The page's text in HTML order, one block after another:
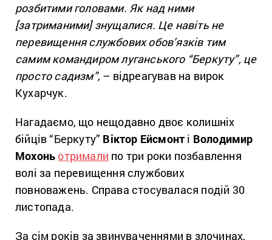
розбитими головами. Як над ними
[затриманими] знущалися. Це навіть не
перевищення службових обов’язків тим
самим командиром луганського “Беркуту”, це
просто садизм”, – відреагував на вирок
Кухарчук.
Нагадаємо, що нещодавно двоє колишніх
бійців “Беркуту” Віктор Ейсмонт і Володимир
Мохонь отримали по три роки позбавлення
волі за перевищення службових
повноважень. Справа стосувалася подій 30
листопада.
За сім років за звинуваченнями в злочинах,